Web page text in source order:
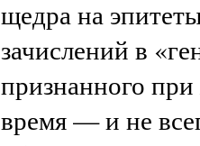
щедра на
зачислений в
признанного
время — и не